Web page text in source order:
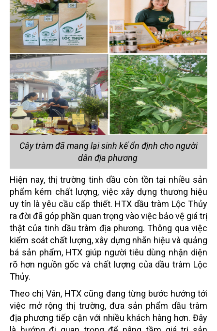
Cây tràm đã mang lại sinh kế ổn định cho người
dân địa phương
Hiện nay, thị trường tinh dầu còn tồn tại nhiều sản
phẩm kém chất lượng, việc xây dựng thương hiệu
uy tín là yêu cầu cấp thiết. HTX dầu tràm Lộc Thủy
ra đời đã góp phần quan trọng vào việc bảo vệ giá trị
thật của tinh dầu tràm địa phương. Thông qua việc
kiểm soát chất lượng, xây dựng nhãn hiệu và quảng
bá sản phẩm, HTX giúp người tiêu dùng nhận diện
rõ hơn nguồn gốc và chất lượng của dầu tràm Lộc
Thủy.
Theo chị Vân, HTX cũng đang từng bước hướng tới
việc mở rộng thị trường, đưa sản phẩm dầu tràm
địa phương tiếp cận với nhiều khách hàng hơn. Đây